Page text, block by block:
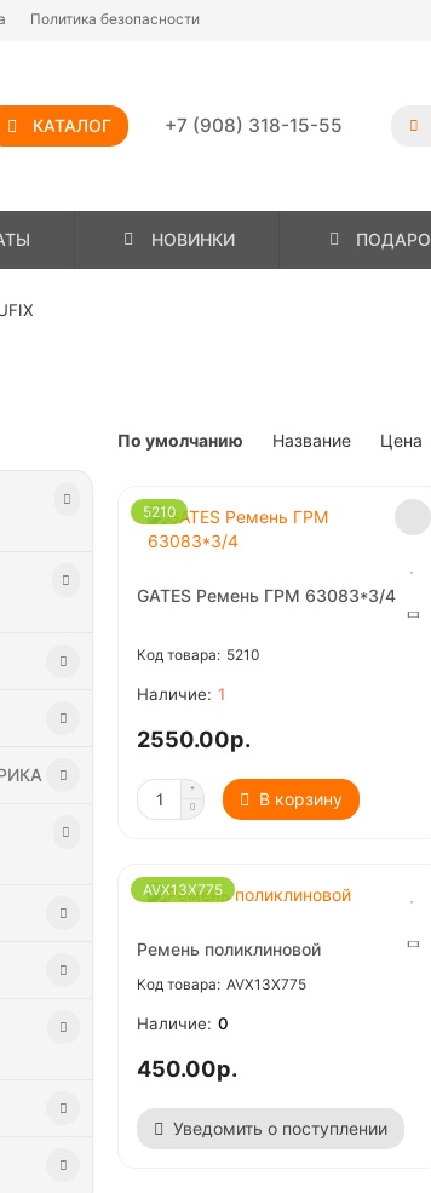
Политика безопасности
КАТАЛОГ +7 (908) 318-15-55
НОВИНКИ
По умолчанию Название Цена
5210
GATES Ремень ГРМ 63083*3/4
5210
1
2550.00р.
В корзину
AVX13X775
Ремень поликлиновой
AVX13X775
0
450.00р.
Уведомить о поступлении